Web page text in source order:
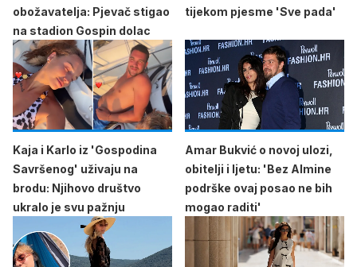
obožavatelja: Pjevač stigao
na stadion Gospin dolac
tijekom pjesme 'Sve pada'
Kaja i Karlo iz 'Gospodina
Savršenog' uživaju na
brodu: Njihovo društvo
ukralo je svu pažnju
Amar Bukvić o novoj ulozi,
obitelji i ljetu: 'Bez Almine
podrške ovaj posao ne bih
mogao raditi'